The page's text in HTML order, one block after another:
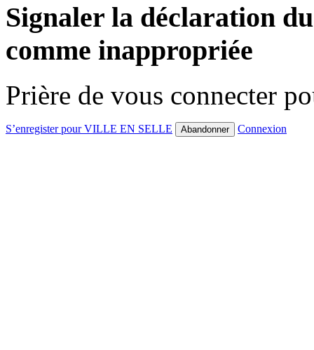
Signaler la déclaration
comme inappropriée
Prière de vous connecter
S’enregister pour VILLE EN SELLE Abandonner Connexion